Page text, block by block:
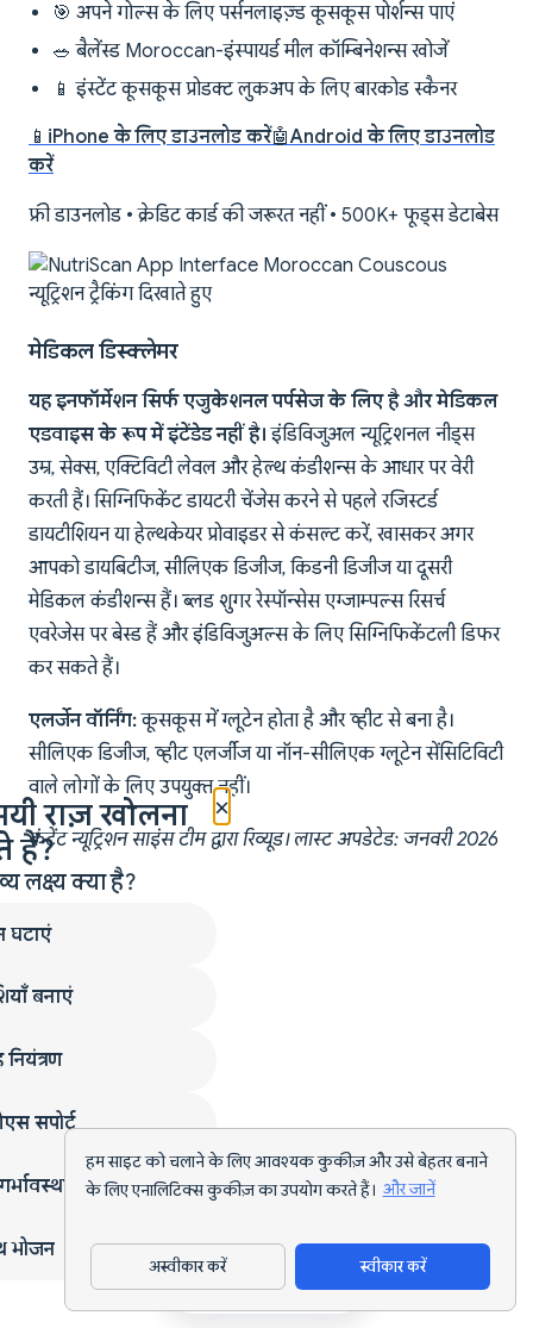
हम साइट को चलाने के लिए आवश्यक कुकीज़ और उसे बेहतर बनाने
के लिए एनालिटिक्स कुकीज़ का उपयोग करते हैं। और जानें
अस्वीकार करें स्वीकार करें
🎯 अपने गोल्स के लिए पर्सनलाइज़्ड कूसकूस पोर्शन्स पाएं
🥗 बैलेंस्ड Moroccan-इंस्पायर्ड मील कॉम्बिनेशन्स खोजें
📱 इंस्टेंट कूसकूस प्रोडक्ट लुकअप के लिए बारकोड स्कैनर
📱 iPhone के लिए डाउनलोड करें🤖Android के लिए डाउनलोड
करें
फ्री डाउनलोड • क्रेडिट कार्ड की जरूरत नहीं • 500K+ फूड्स डेटाबेस
मेडिकल डिस्क्लेमर
यह इनफॉर्मेशन सिर्फ एजुकेशनल पर्पसेज के लिए है और मेडिकल
एडवाइस के रूप में इंटेंडेड नहीं है। इंडिविजुअल न्यूट्रिशनल नीड्स
उम्र, सेक्स, एक्टिविटी लेवल और हेल्थ कंडीशन्स के आधार पर वेरी
करती हैं। सिग्निफिकेंट डायटरी चेंजेस करने से पहले रजिस्टर्ड
डायटीशियन या हेल्थकेयर प्रोवाइडर से कंसल्ट करें, खासकर अगर
आपको डायबिटीज, सीलिएक डिजीज, किडनी डिजीज या दूसरी
मेडिकल कंडीशन्स हैं। ब्लड शुगर रेस्पॉन्सेस एग्जाम्पल्स रिसर्च
एवरेजेस पर बेस्ड हैं और इंडिविजुअल्स के लिए सिग्निफिकेंटली डिफर
कर सकते हैं।
एलर्जेन वॉर्निंग:कूसकूस में ग्लूटेन होता है और व्हीट से बना है।
सीलिएक डिजीज, व्हीट एलर्जीज या नॉन-सीलिएक ग्लूटेन सेंसिटिविटी
वाले लोगों के लिए उपयुक्त नहीं।
कंटेंट न्यूट्रिशन साइंस टीम द्वारा रिव्यूड। लास्ट अपडेटेड: जनवरी 2026
ऐप डाउनलोड करें
×
राज़ खोलना
हैं?
लक्ष्य क्या है?
घटाएं
बनाएं
सपोर्ट
भोजन